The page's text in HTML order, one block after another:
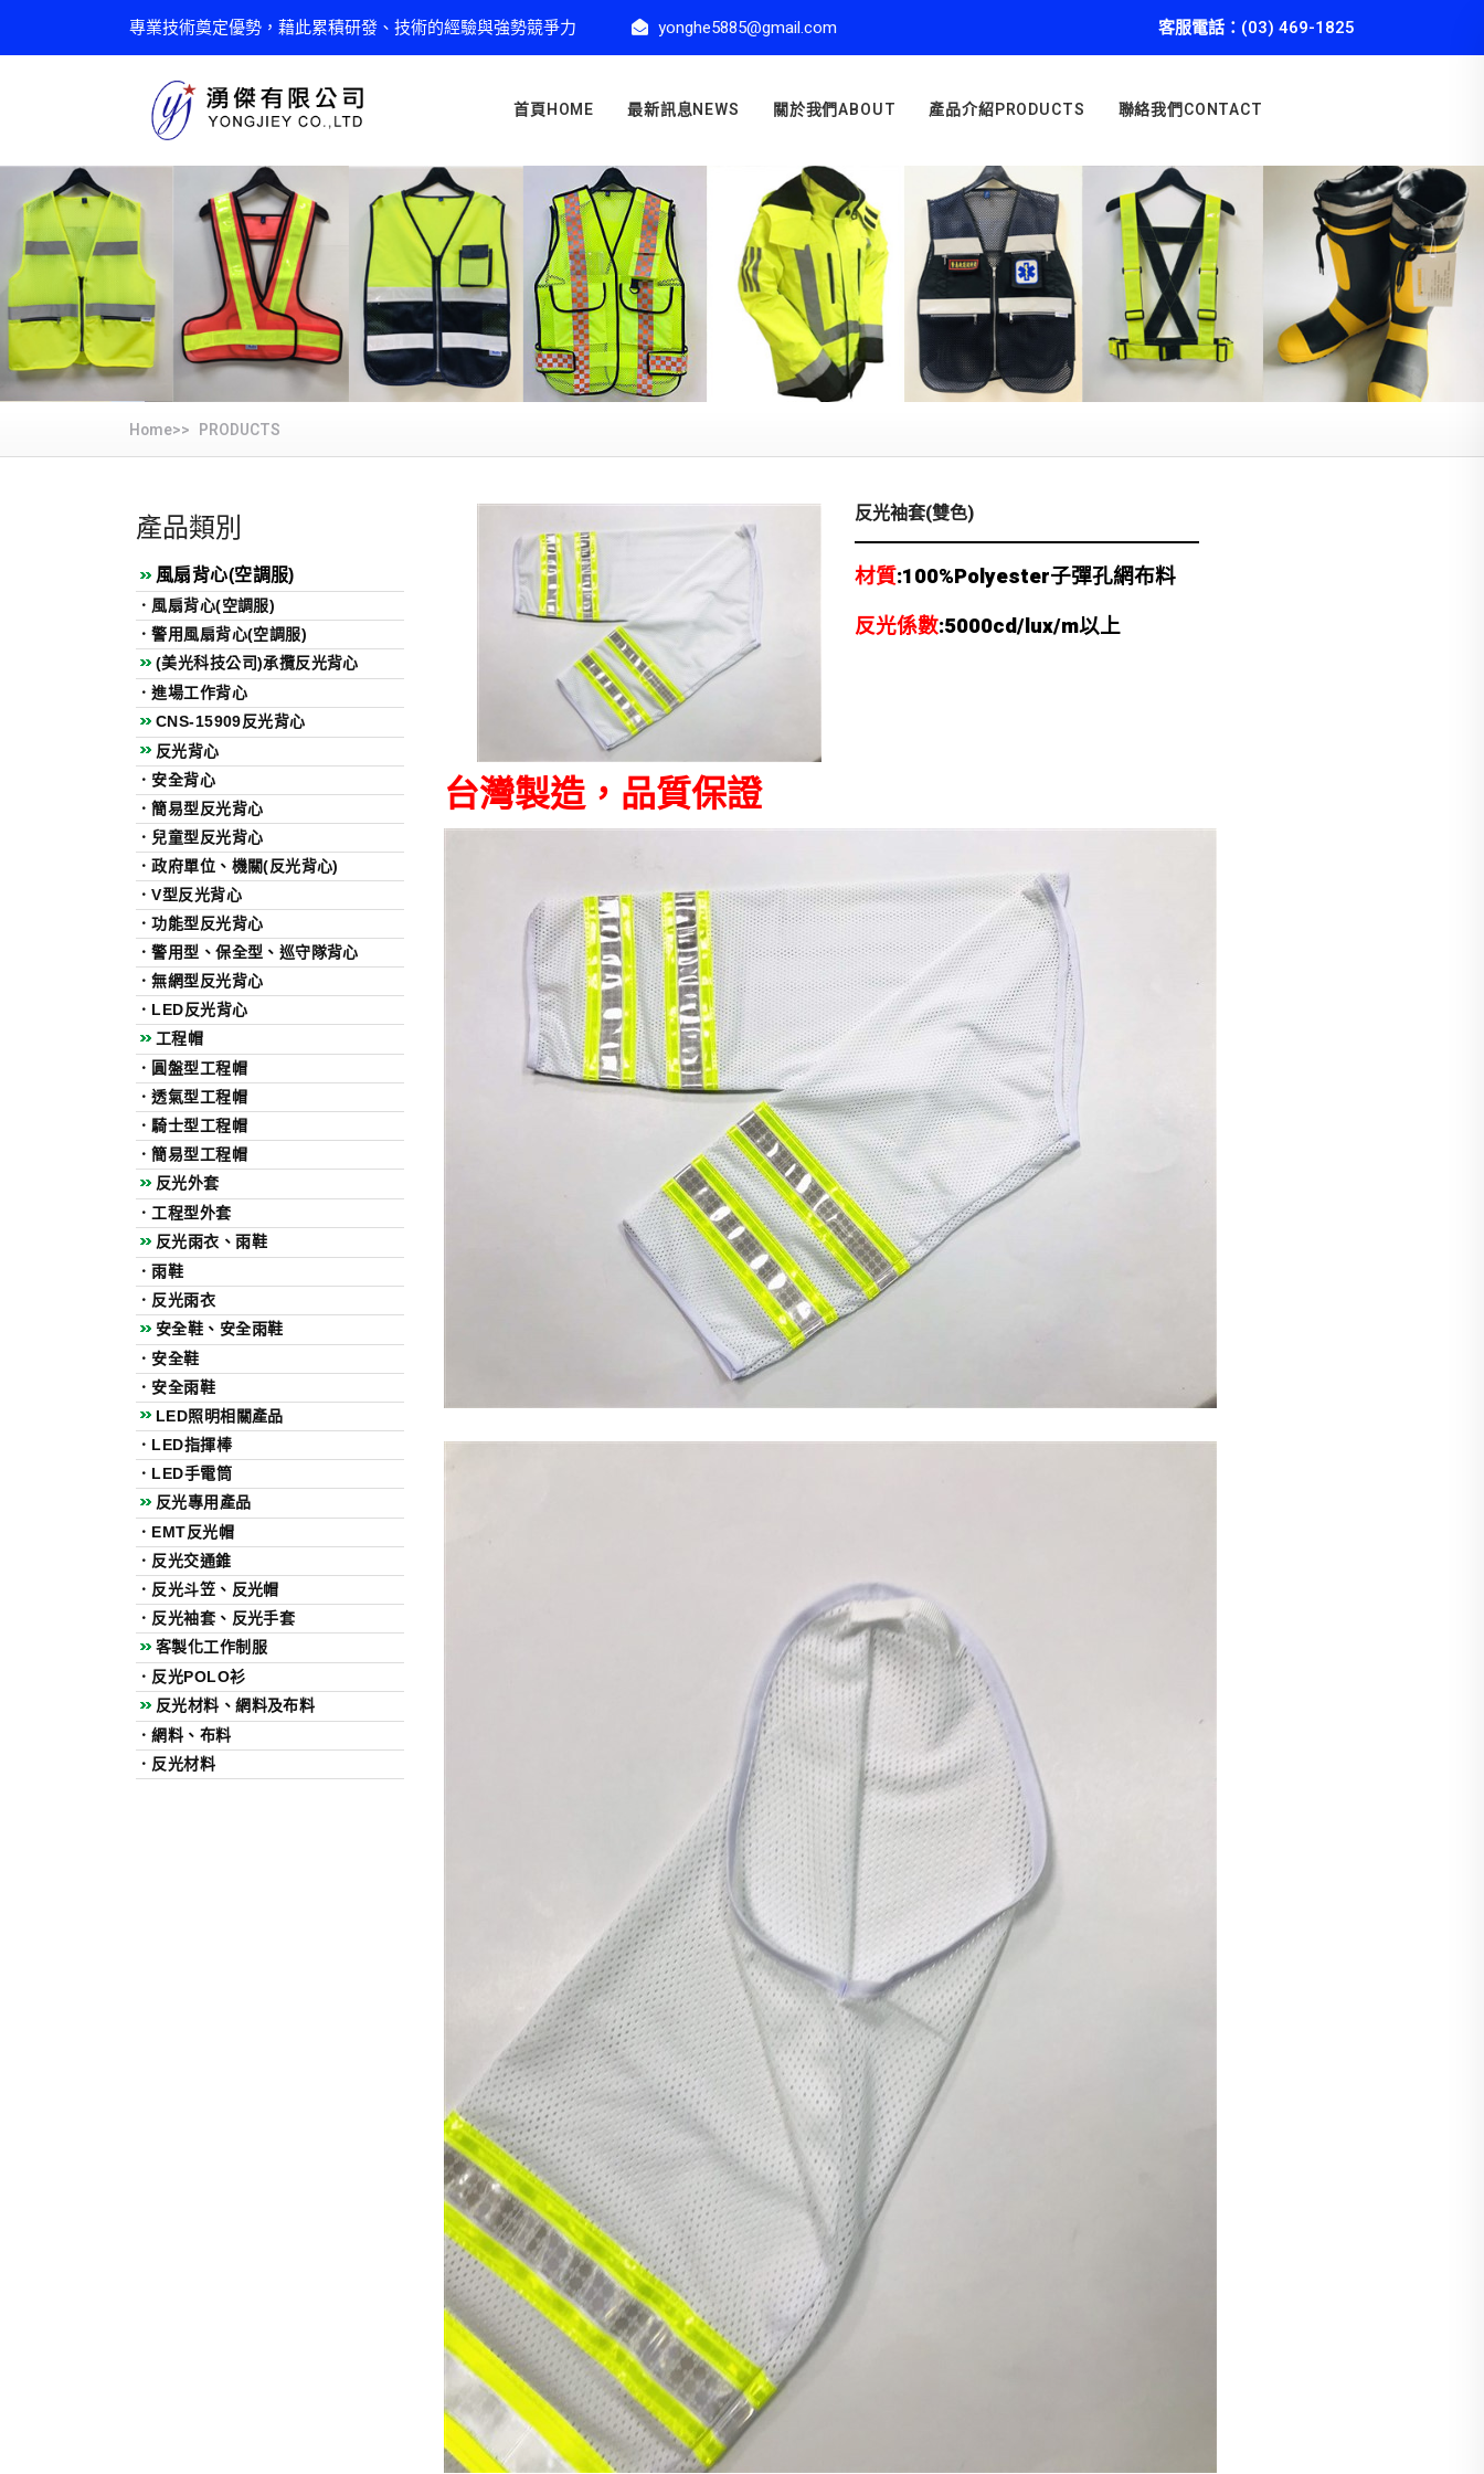
專業技術奠定優勢，藉此累積研發、技術的經驗與強勢競爭力 yonghe5885@gmail.com 客服電話：(03) 469-1825
首頁HOME 最新訊息NEWS 關於我們ABOUT 產品介紹PRODUCTS 聯絡我們CONTACT
Home>> PRODUCTS
產品類別
風扇背心(空調服)
． 風扇背心(空調服)
．警用風扇背心(空調服)
(美光科技公司)承攬反光背心
．進場工作背心
CNS-15909反光背心
反光背心
． 安全背心
．簡易型反光背心
． 兒童型反光背心
．政府單位、機關(反光背心)
．V型反光背心
．功能型反光背心
．警用型、保全型、巡守隊背心
．無網型反光背心
． LED反光背心
工程帽
． 圓盤型工程帽
．透氣型工程帽
．騎士型工程帽
．簡易型工程帽
反光外套
． 工程型外套
反光雨衣、雨鞋
．雨鞋
． 反光雨衣
安全鞋、安全雨鞋
． 安全鞋
． 安全雨鞋
LED照明相關產品
． LED指揮棒
． LED手電筒
反光專用產品
． EMT反光帽
． 反光交通錐
． 反光斗笠、反光帽
． 反光袖套、反光手套
客製化工作制服
． 反光POLO衫
反光材料、網料及布料
．網料、布料
． 反光材料
反光袖套(雙色)
材質:100%Polyester子彈孔網布料
反光係數:5000cd/lux/m以上
台灣製造，品質保證